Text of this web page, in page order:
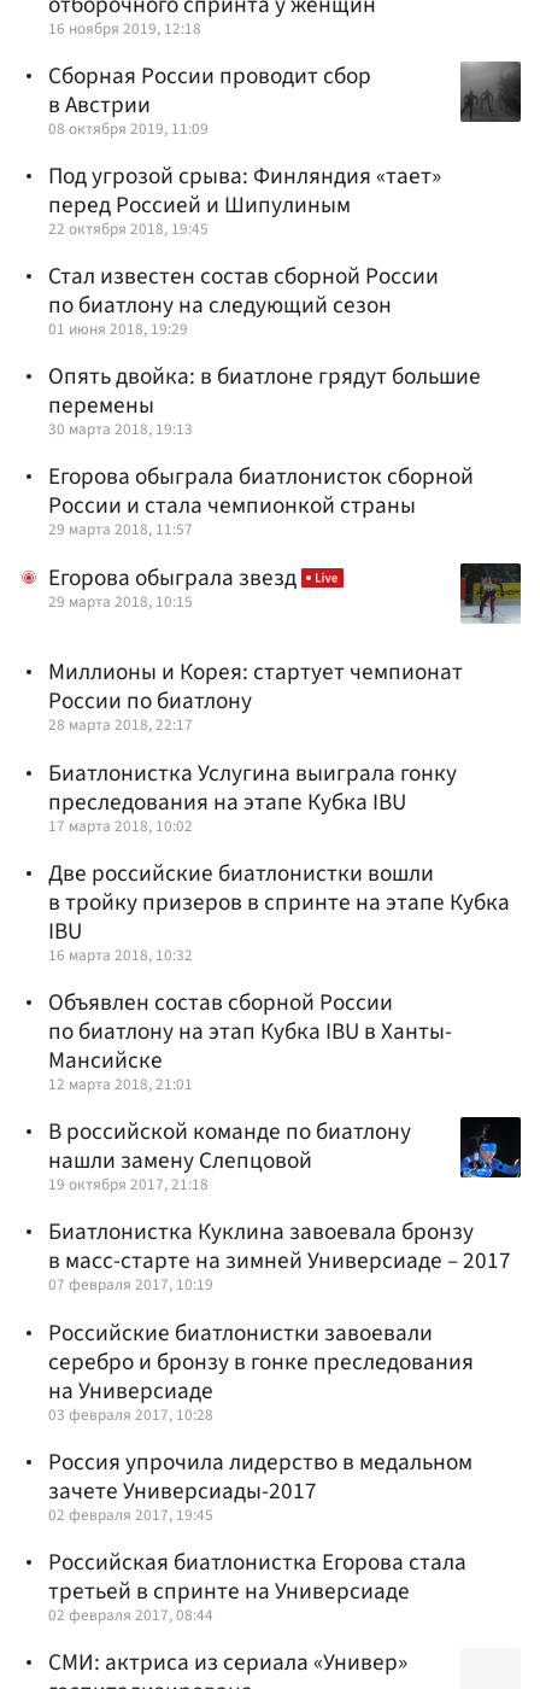
16 ноября 2019, 12:18
Сборная России проводит сбор
в Австрии
08 октября 2019, 11:09
Под угрозой срыва: Финляндия «тает»
перед Россией и Шипулиным
22 октября 2018, 19:45
Стал известен состав сборной России
по биатлону на следующий сезон
01 июня 2018, 19:29
Опять двойка: в биатлоне грядут большие
перемены
30 марта 2018, 19:13
Егорова обыграла биатлонисток сборной
России и стала чемпионкой страны
29 марта 2018, 11:57
Егорова обыграла звезд
29 марта 2018, 10:15
Миллионы и Корея: стартует чемпионат
России по биатлону
28 марта 2018, 22:17
Биатлонистка Услугина выиграла гонку
преследования на этапе Кубка IBU
17 марта 2018, 10:02
Две российские биатлонистки вошли
в тройку призеров в спринте на этапе Кубка
IBU
16 марта 2018, 10:32
Объявлен состав сборной России
по биатлону на этап Кубка IBU в Ханты-
Мансийске
12 марта 2018, 21:01
В российской команде по биатлону
нашли замену Слепцовой
19 октября 2017, 21:18
Биатлонистка Куклина завоевала бронзу
в масс-старте на зимней Универсиаде – 2017
07 февраля 2017, 10:19
Российские биатлонистки завоевали
серебро и бронзу в гонке преследования
на Универсиаде
03 февраля 2017, 10:28
Россия упрочила лидерство в медальном
зачете Универсиады-2017
02 февраля 2017, 19:45
Российская биатлонистка Егорова стала
третьей в спринте на Универсиаде
02 февраля 2017, 08:44
СМИ: актриса из сериала «Универ»